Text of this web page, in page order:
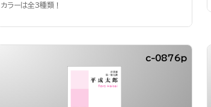
カラーは全3種類！
c-0876p